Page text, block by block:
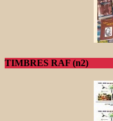
TIMBRES RAF (n2)